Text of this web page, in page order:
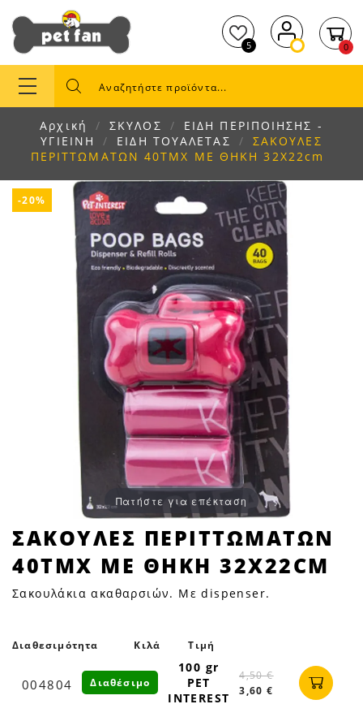
5 0
Αρχική ΣΚΥΛΟΣ
ΕΙΔΗ ΠΕΡΙΠΟΙΗΣΗΣ -
ΥΓΙΕΙΝΗ
ΕΙΔΗ ΤΟΥΑΛΕΤΑΣ
ΣΑΚΟΥΛΕΣ
ΠΕΡΙΤΤΩΜΑΤΩΝ 40ΤΜΧ ΜΕ ΘΗΚΗ 32Χ22cm
-20%
Πατήστε για επέκταση
ΣΑΚΟΥΛΕΣ
ΠΕΡΙΤΤΩΜΑΤΩΝ
40ΤΜΧ
ΜΕ
|
ΣΑΚΟΥΛΕΣ ΠΕΡΙΤΤΩΜΑΤΩΝ
40ΤΜΧ ΜΕ ΘΗΚΗ 32Χ22CM
Σακουλάκια ακαθαρσιών. Με dispenser.
Διαθεσιμότητα Κιλά Τιμή
004804
100 gr
PET
INTEREST
4,50 €
3,60 €
Διαθέσιμο